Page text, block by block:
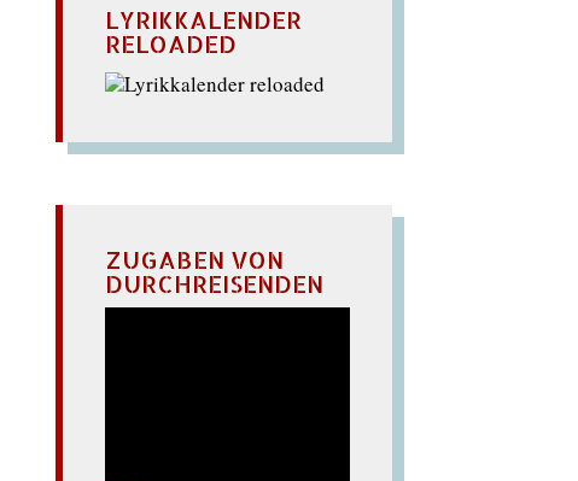
LYRIKKALENDER
RELOADED
ZUGABEN VON
DURCHREISENDEN